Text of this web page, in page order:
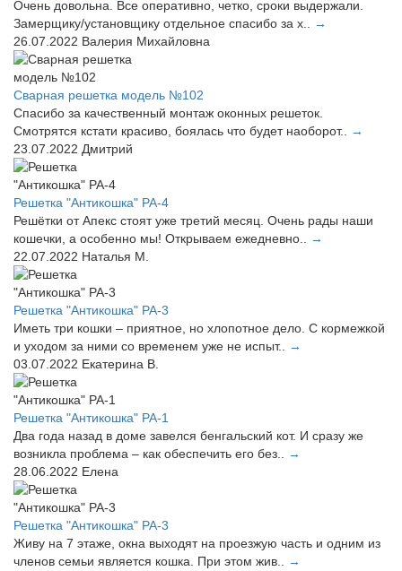
Очень довольна. Все оперативно, четко, сроки выдержали.
Замерщику/установщику отдельное спасибо за х..
→
26.07.2022 Валерия Михайловна
Сварная решетка модель №102
Спасибо за качественный монтаж оконных решеток.
Смотрятся кстати красиво, боялась что будет наоборот..
→
23.07.2022 Дмитрий
Решетка "Антикошка" РА-4
Решётки от Апекс стоят уже третий месяц. Очень рады наши
кошечки, а особенно мы! Открываем ежедневно..
→
22.07.2022 Наталья М.
Решетка "Антикошка" РА-3
Иметь три кошки – приятное, но хлопотное дело. С кормежкой
и уходом за ними со временем уже не испыт..
→
03.07.2022 Екатерина В.
Решетка "Антикошка" РА-1
Два года назад в доме завелся бенгальский кот. И сразу же
возникла проблема – как обеспечить его без..
→
28.06.2022 Елена
Решетка "Антикошка" РА-3
Живу на 7 этаже, окна выходят на проезжую часть и одним из
членов семьи является кошка. При этом жив..
→